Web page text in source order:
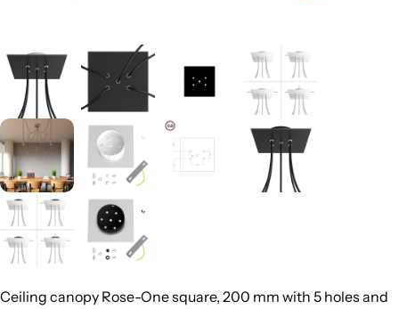
Ceiling canopy Rose-One square, 200 mm with 5 holes and